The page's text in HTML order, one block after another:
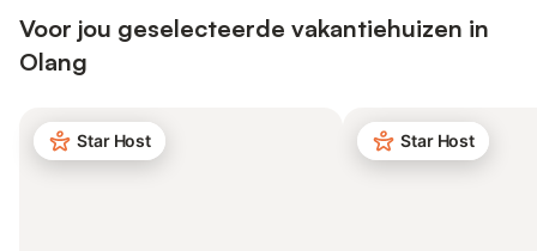
Voor jou geselecteerde vakantiehuizen in
Olang
Star Host Star Host